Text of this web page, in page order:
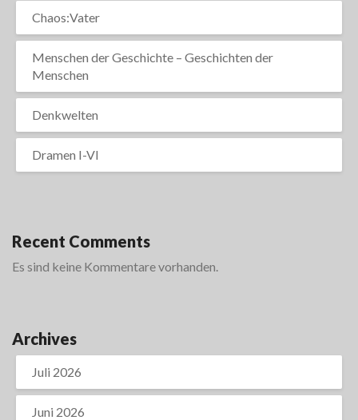
Chaos:Vater
Menschen der Geschichte – Geschichten der
Menschen
Denkwelten
Dramen I-VI
Recent Comments
Es sind keine Kommentare vorhanden.
Archives
Juli 2026
Juni 2026